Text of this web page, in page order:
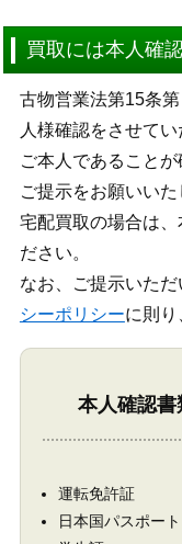
買取には本人確
古物営業法第15条
人様確認をさせてい
ご本人であること
ご提示をお願いいた
宅配買取の場合は、
ださい。
なお、ご提示いた
シーポリシーに則り
本人確認
運転免許証
日本国パスポート